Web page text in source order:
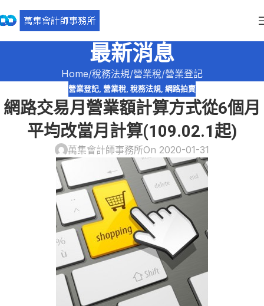
最新消息
Home 稅務法規 營業稅 營業登記
營業登記, 營業稅, 稅務法規, 網路拍賣
網路交易月營業額計算方式從6個月
平均改當月計算(109.02.1起)
萬集會計師事務所On 2020-01-31